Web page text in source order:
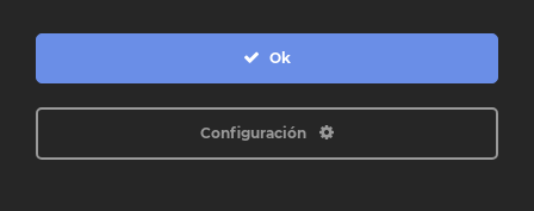
PROGRAMACIÓ INFOACTIVA'T
Ok
Configuración